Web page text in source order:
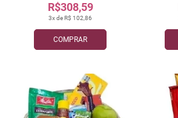
COMPRAR
3x de R$ 102,86
R$308,59